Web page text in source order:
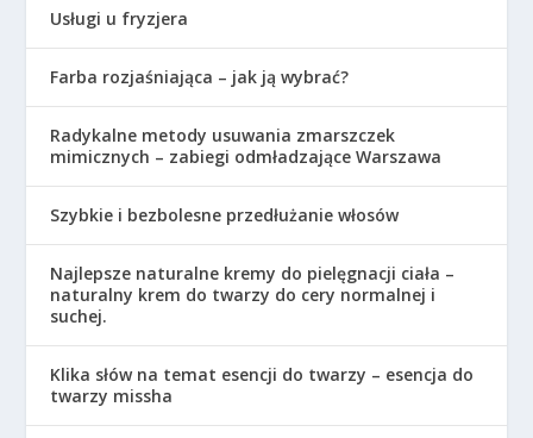
Usługi u fryzjera
Farba rozjaśniająca – jak ją wybrać?
Radykalne metody usuwania zmarszczek
mimicznych – zabiegi odmładzające Warszawa
Szybkie i bezbolesne przedłużanie włosów
Najlepsze naturalne kremy do pielęgnacji ciała –
naturalny krem do twarzy do cery normalnej i
suchej.
Klika słów na temat esencji do twarzy – esencja do
twarzy missha